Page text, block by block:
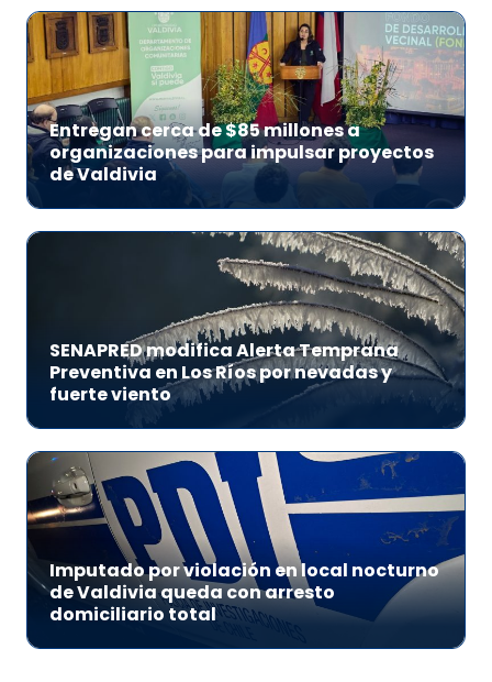
Entregan cerca de $85 millones a
organizaciones para impulsar proyectos
de Valdivia
SENAPRED modifica Alerta Temprana
Preventiva en Los Ríos por nevadas y
fuerte viento
Imputado por violación en local nocturno
de Valdivia queda con arresto
domiciliario total